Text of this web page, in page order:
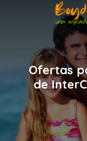
Ofertas
de